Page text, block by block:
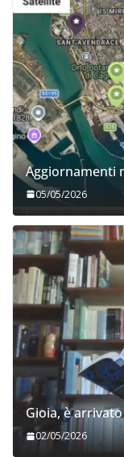
Aggiornamenti
05/05/2026
Gioia, è arrivato
02/05/2026